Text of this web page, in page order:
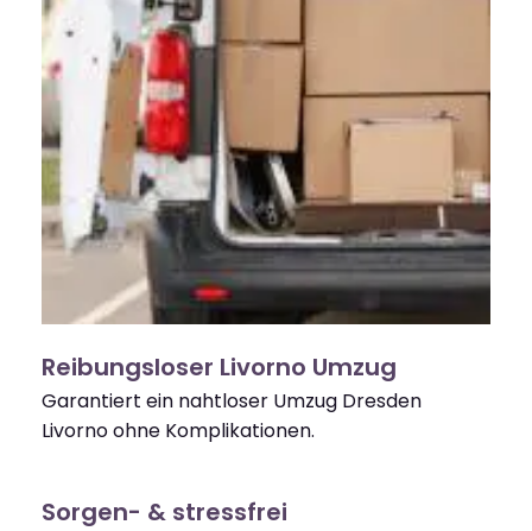
Reibungsloser Livorno Umzug
Garantiert ein nahtloser Umzug Dresden
Livorno ohne Komplikationen.
Sorgen- & stressfrei